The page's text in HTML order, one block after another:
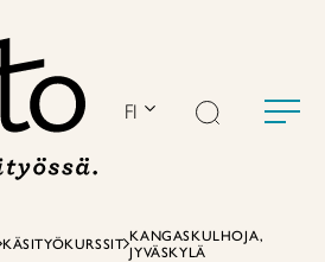
FI
KÄSITYÖKURSSIT KANGASKULHOJA,
JYVÄSKYLÄ